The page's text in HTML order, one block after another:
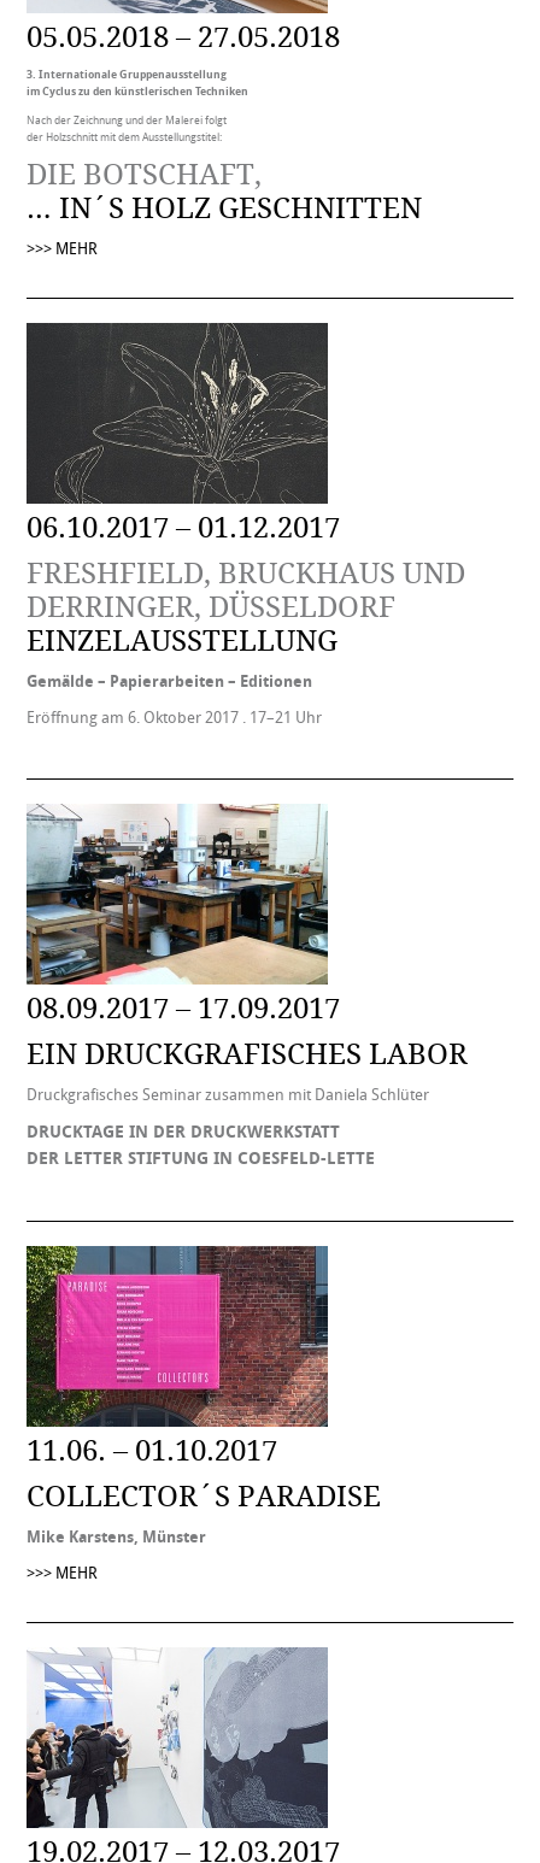
05.05.2018 – 27.05.2018
3. Internationale Gruppenausstellung
im Cyclus zu den künstlerischen Techniken
Nach der Zeichnung und der Malerei folgt
der Holzschnitt mit dem Ausstellungstitel:
DIE BOTSCHAFT,
… IN´S HOLZ GESCHNITTEN
>>> MEHR
06.10.2017 – 01.12.2017
FRESHFIELD, BRUCKHAUS UND
DERRINGER, DÜSSELDORF
EINZELAUSSTELLUNG
Gemälde – Papierarbeiten – Editionen
Eröffnung am 6. Oktober 2017 . 17–21 Uhr
08.09.2017 – 17.09.2017
EIN DRUCKGRAFISCHES LABOR
Druckgrafisches Seminar zusammen mit Daniela Schlüter
DRUCKTAGE IN DER DRUCKWERKSTATT
DER LETTER STIFTUNG IN COESFELD-LETTE
11.06. – 01.10.2017
COLLECTOR´S PARADISE
Mike Karstens, Münster
>>> MEHR
19.02.2017 – 12.03.2017